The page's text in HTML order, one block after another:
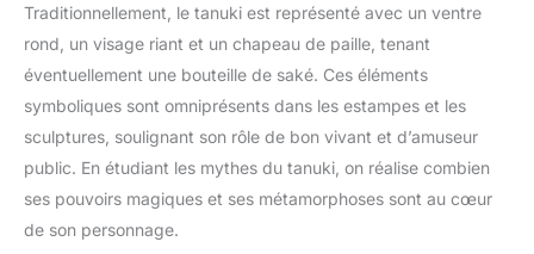
Traditionnellement, le tanuki est représenté avec un ventre
rond, un visage riant et un chapeau de paille, tenant
éventuellement une bouteille de saké. Ces éléments
symboliques sont omniprésents dans les estampes et les
sculptures, soulignant son rôle de bon vivant et d’amuseur
public. En étudiant les mythes du tanuki, on réalise combien
ses pouvoirs magiques et ses métamorphoses sont au cœur
de son personnage.